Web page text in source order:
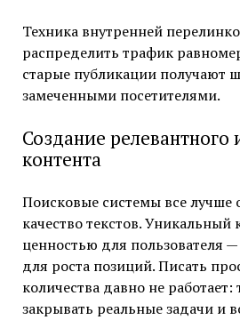
Техника внутренней
распределить трафик
старые публикации получают
замеченными посетителями.
Создание релевантного
контента
Поисковые системы все лучше
качество текстов. Уникальный
ценностью для пользователя
для роста позиций. Писать
количества давно не
закрывать реальные задачи и